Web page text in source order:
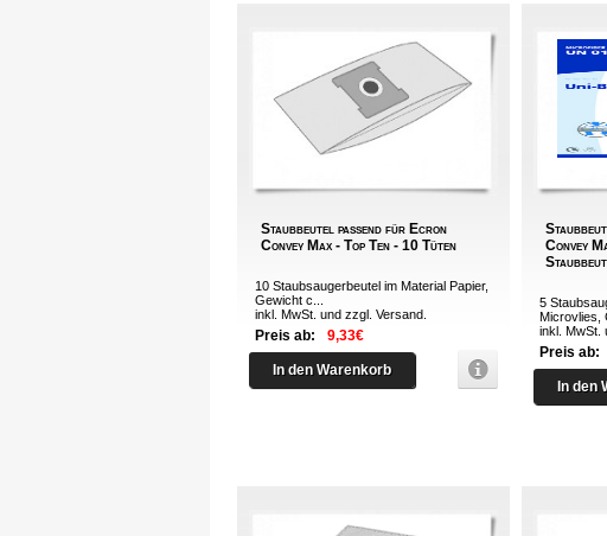
Staubbeutel passend für Ecron
Convey Max - Top Ten - 10 Tüten
10 Staubsaugerbeutel im Material Papier,
Gewicht c...
inkl. MwSt. und zzgl. Versand
Preis ab: 9,33€
In den Warenkorb
Convey
5
Microvlies,
inkl. MwSt.
Preis ab:
In den